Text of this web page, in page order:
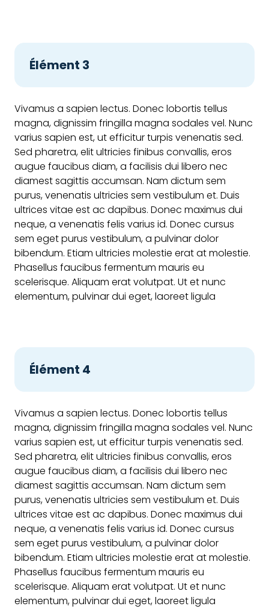
Élément 3
Vivamus a sapien lectus. Donec lobortis tellus
magna, dignissim fringilla magna sodales vel. Nunc
varius sapien est, ut efficitur turpis venenatis sed.
Sed pharetra, elit ultricies finibus convallis, eros
augue faucibus diam, a facilisis dui libero nec
diamest sagittis accumsan. Nam dictum sem
purus, venenatis ultricies sem vestibulum et. Duis
ultrices vitae est ac dapibus. Donec maximus dui
neque, a venenatis felis varius id. Donec cursus
sem eget purus vestibulum, a pulvinar dolor
bibendum. Etiam ultricies molestie erat at molestie.
Phasellus faucibus fermentum mauris eu
scelerisque. Aliquam erat volutpat. Ut et nunc
elementum, pulvinar dui eget, laoreet ligula
Élément 4
Vivamus a sapien lectus. Donec lobortis tellus
magna, dignissim fringilla magna sodales vel. Nunc
varius sapien est, ut efficitur turpis venenatis sed.
Sed pharetra, elit ultricies finibus convallis, eros
augue faucibus diam, a facilisis dui libero nec
diamest sagittis accumsan. Nam dictum sem
purus, venenatis ultricies sem vestibulum et. Duis
ultrices vitae est ac dapibus. Donec maximus dui
neque, a venenatis felis varius id. Donec cursus
sem eget purus vestibulum, a pulvinar dolor
bibendum. Etiam ultricies molestie erat at molestie.
Phasellus faucibus fermentum mauris eu
scelerisque. Aliquam erat volutpat. Ut et nunc
elementum, pulvinar dui eget, laoreet ligula